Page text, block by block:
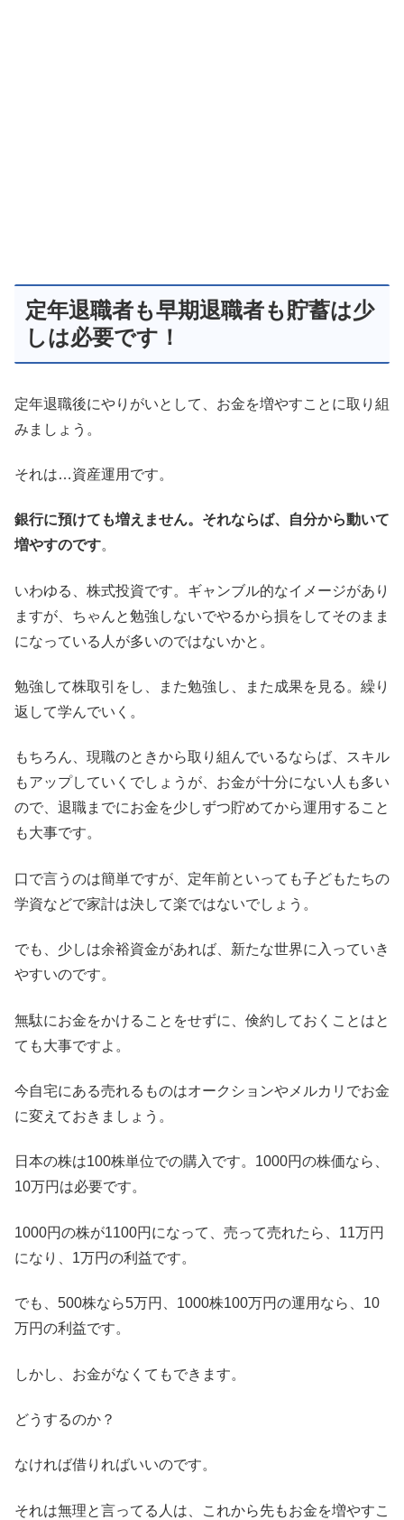
定年退職者も早期退職者も貯蓄は少
しは必要です！
定年退職後にやりがいとして、お金を増やすことに取り組
みましょう。
それは…資産運用です。
銀行に預けても増えません。それならば、自分から動いて
増やすのです。
いわゆる、株式投資です。ギャンブル的なイメージがあり
ますが、ちゃんと勉強しないでやるから損をしてそのまま
になっている人が多いのではないかと。
勉強して株取引をし、また勉強し、また成果を見る。繰り
返して学んでいく。
もちろん、現職のときから取り組んでいるならば、スキル
もアップしていくでしょうが、お金が十分にない人も多い
ので、退職までにお金を少しずつ貯めてから運用すること
も大事です。
口で言うのは簡単ですが、定年前といっても子どもたちの
学資などで家計は決して楽ではないでしょう。
でも、少しは余裕資金があれば、新たな世界に入っていき
やすいのです。
無駄にお金をかけることをせずに、倹約しておくことはと
ても大事ですよ。
今自宅にある売れるものはオークションやメルカリでお金
に変えておきましょう。
日本の株は100株単位での購入です。1000円の株価なら、
10万円は必要です。
1000円の株が1100円になって、売って売れたら、11万円
になり、1万円の利益です。
でも、500株なら5万円、1000株100万円の運用なら、10
万円の利益です。
しかし、お金がなくてもできます。
どうするのか？
なければ借りればいいのです。
それは無理と言ってる人は、これから先もお金を増やすこ